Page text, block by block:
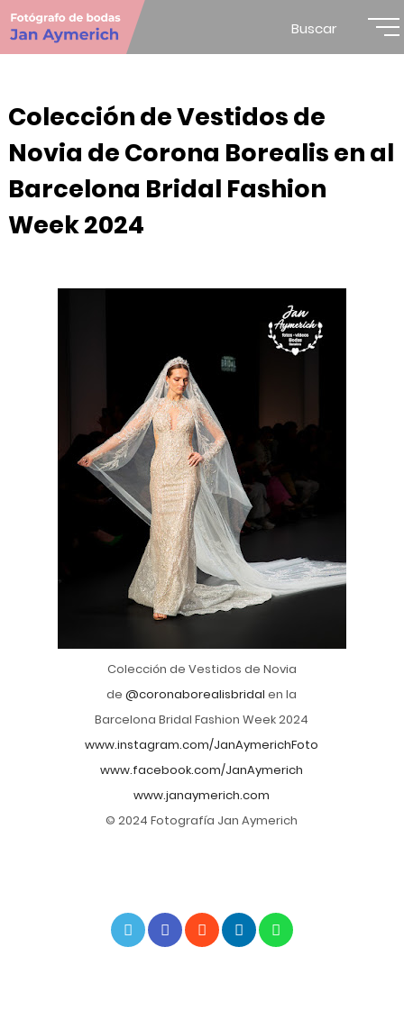
Buscar
Colección de Vestidos de
Novia de Corona Borealis en al
Barcelona Bridal Fashion
Week 2024
Colección de Vestidos de Novia
de@coronaborealisbridal en la
Barcelona Bridal Fashion Week 2024
www.instagram.com/JanAymerichFoto
www.facebook.com/JanAymerich
www.janaymerich.com
© 2024 Fotografía Jan Aymerich